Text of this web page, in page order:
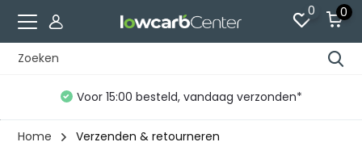
0 0
Voor 15:00 besteld, vandaag verzonden*
Home Verzenden & retourneren